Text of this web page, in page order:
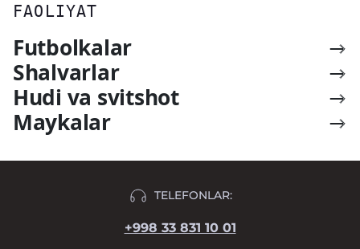
FAOLIYAT
Futbolkalar
Shalvarlar
Hudi va svitshot
Maykalar
TELEFONLAR:
+998 33 831 10 01